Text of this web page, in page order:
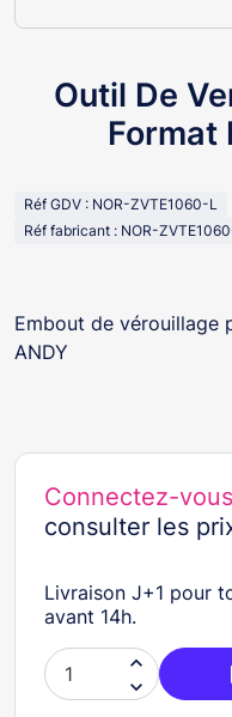
Outil De
Format
Réf GDV : NOR-ZVTE1060-L
Réf fabricant : NOR-
Embout de vérouillage
ANDY
Connectez-vous
consulter les
Livraison J+1 pour
avant 14h.

